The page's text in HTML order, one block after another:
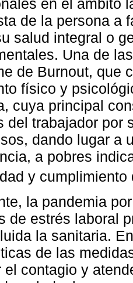
en el ámbito
de la persona a
salud integral o
Una de
de Burnout, que
físico y
cuya principal
del trabajador por
dando lugar a
a pobres
y
la pandemia
de estrés laboral
la sanitaria.
de las
el contagio y